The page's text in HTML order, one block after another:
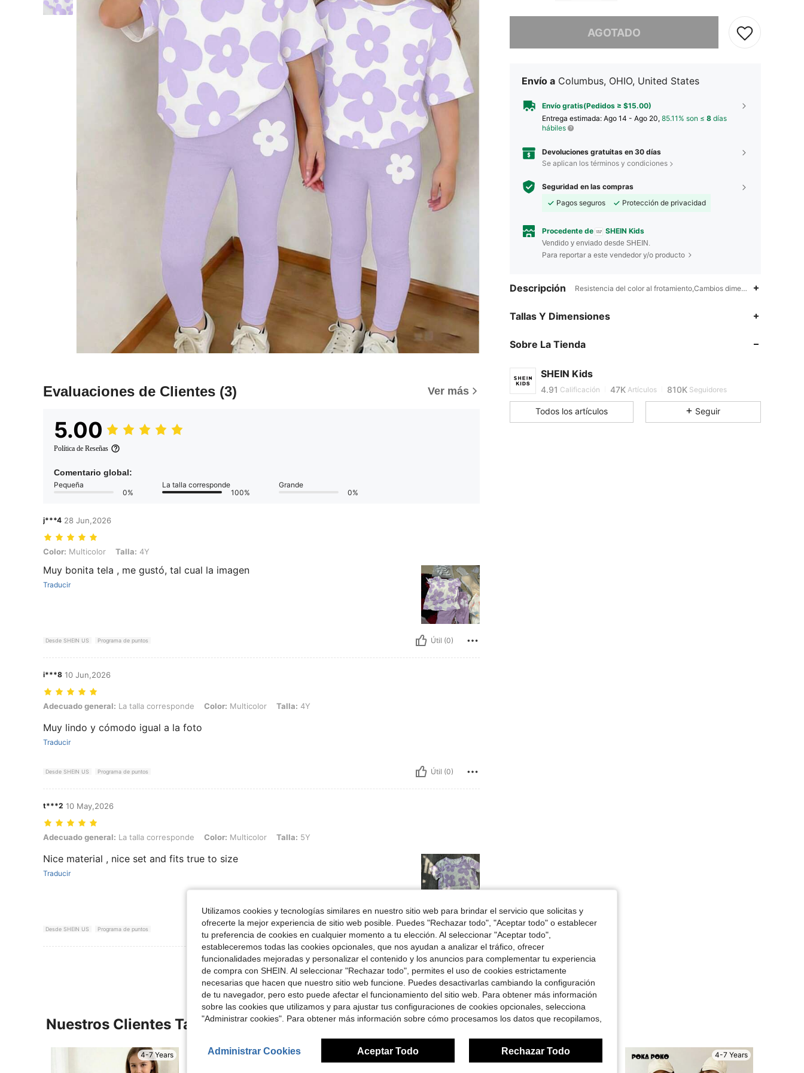
Evaluaciones de Clientes (3) Ver más
5.00
Política de Reseñas
Comentario global:
Pequeña
0%
La talla corresponde
100%
Grande
0%
j***4 28 Jun,2026
Color: Multicolor, Talla: 4Y
Color: Multicolor Talla: 4Y
Muy bonita tela , me gustó, tal cual la imagen
Traducir
Desde SHEIN US Programa de puntos Útil (0)
i***8 10 Jun,2026
Adecuado general: La talla corresponde, Color: Multicolor, Talla: 4Y
Adecuado general: La talla corresponde Color: Multicolor Talla: 4Y
Muy lindo y cómodo igual a la foto
Traducir
Desde SHEIN US Programa de puntos Útil (0)
t***2 10 May,2026
Adecuado general: La talla corresponde, Color: Multicolor, Talla: 5Y
Adecuado general: La talla corresponde Color: Multicolor Talla: 5Y
Nice material , nice set and fits true to size
Traducir
Desde SHEIN US Programa de puntos
AGOTADO
Envío a Columbus, OHIO, United States
Envío gratis(Pedidos ≥ $15.00)
Entrega estimada: Ago 14 - Ago 20, 85.11% son ≤ 8 días
hábiles
Devoluciones gratuitas en 30 días
Se aplican los términos y condiciones
Seguridad en las compras
Pagos seguros
Protección de privacidad
Procedente de SHEIN Kids
Vendido y enviado desde SHEIN.
Para reportar a este vendedor y/o producto
Descripción Resistencia del color al frotamiento,Cambios dimensionales de los
Tallas Y Dimensiones
Sobre La Tienda
SHEIN Kids
4.91
4.91 Calificación 47K Artículos 810K Seguidores
4.91 47K 810K
Todos los artículos Seguir
Nuestros Clientes También Vieron
4-7 Years 4-7 Years 4-7 Years
Utilizamos cookies y tecnologías similares en nuestro sitio web para brindar el servicio que solicitas y
ofrecerte la mejor experiencia de sitio web posible. Puedes "Rechazar todo", "Aceptar todo" o establecer
tu preferencia de cookies en cualquier momento a tu elección. Al seleccionar "Aceptar todo",
estableceremos todas las cookies opcionales, que nos ayudan a analizar el tráfico, ofrecer
funcionalidades mejoradas y personalizar el contenido y los anuncios para complementar tu experiencia
de compra con SHEIN. Al seleccionar "Rechazar todo", permites el uso de cookies estrictamente
necesarias que hacen que nuestro sitio web funcione. Puedes desactivarlas cambiando la configuración
de tu navegador, pero esto puede afectar el funcionamiento del sitio web. Para obtener más información
sobre las cookies que utilizamos y para ajustar tus configuraciones de cookies opcionales, selecciona
"Administrar cookies". Para obtener más información sobre cómo procesamos los datos que recopilamos,
Administrar Cookies Aceptar Todo Rechazar Todo